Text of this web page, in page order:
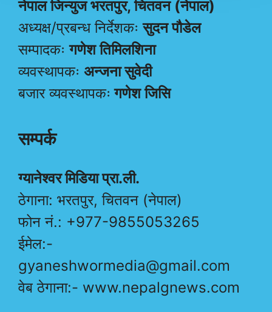
नेपाल जिन्युज भरतपुर, चितवन (नेपाल)
अध्यक्ष/प्रबन्ध निर्देशकःसुदन पौडेल
सम्पादकःगणेश तिमिलशिना
व्यवस्थापकः अन्जना सुवेदी
बजार व्यवस्थापकः गणेश जिसि
सम्पर्क
ग्यानेश्वर मिडिया प्रा.ली.
ठेगाना: भरतपुर, चितवन (नेपाल)
फोन नं.: +977-9855053265
ईमेल:-
gyaneshwormedia@gmail.com
वेब ठेगाना:- www.nepalgnews.com